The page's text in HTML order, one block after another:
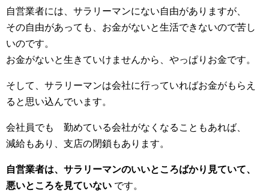
自営業者には、サラリーマンにない自由がありますが、
その自由があっても、お金がないと生活できないので苦し
いのです。
お金がないと生きていけませんから、やっぱりお金です。
そして、サラリーマンは会社に行っていればお金がもらえ
ると思い込んでいます。
会社員でも 勤めている会社がなくなることもあれば、
減給もあり、支店の閉鎖もあります。
自営業者は、サラリーマンのいいところばかり見ていて、
悪いところを見ていない です。